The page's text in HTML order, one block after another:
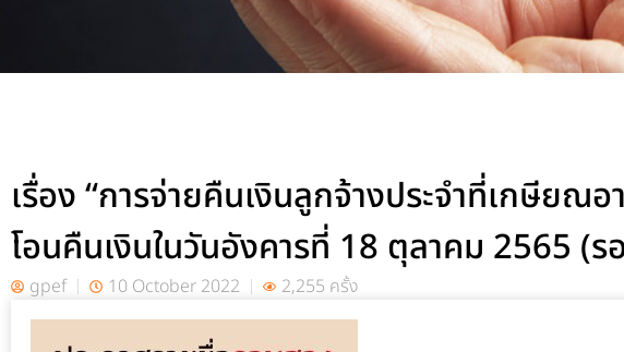
เรื่อง “การจ่ายคืนเงินลูกจ้างประจําที่เกษียณ
โอนคืนเงินในวันอังคารที่ 18 ตุลาคม 2565 (ร
gpef 10 October 2022 2,255 ครั้ง